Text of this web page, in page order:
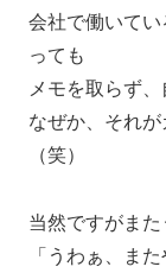
会社で働いて
っても
メモを取らず
なぜか、それ
（笑）
当然ですがまた
「うわぁ、ま